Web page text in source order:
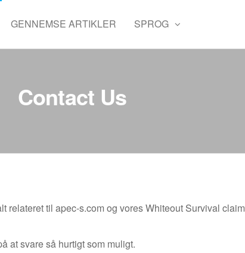
GENNEMSE ARTIKLER SPROG
Contact Us
til apec-s.com og vores Whiteout Survival claim
at svare så hurtigt som muligt.